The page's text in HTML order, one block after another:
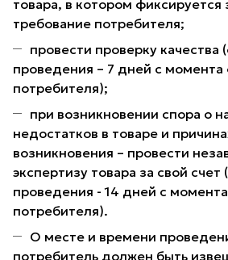
товара, в котором фиксируется
требование потребителя;
провести проверку качества
проведения – 7 дней с
потребителя);
при возникновении спора о
недостатков в товаре и
возникновения – провести
экспертизу товара за свой счет
проведения - 14 дней с
потребителя).
О месте и времени
потребитель должен быть